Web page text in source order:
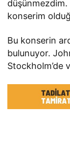
düşünmezdim.
konserim
Bu konserin
bulunuyor.
Stockholm’de